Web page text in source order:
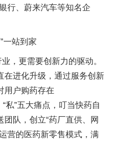
行、蔚来汽车等知名企
一站到家
，更需要创新力的驱动。
在进化升级，通过服务创新
用户购药存在
“私”五大痛点，叮当快药自
队，创立“药厂直供、网
营的医药新零售模式，满